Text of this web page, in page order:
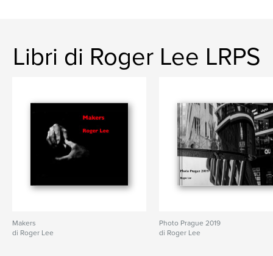
Libri di Roger Lee LRPS
Makers
di Roger Lee
Photo Prague 2019
di Roger Lee